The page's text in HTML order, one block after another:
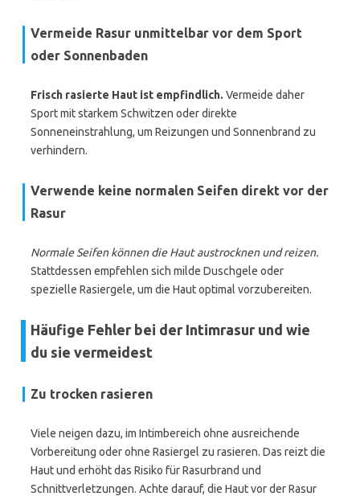
Vermeide Rasur unmittelbar vor dem Sport
oder Sonnenbaden
Frisch rasierte Haut ist empfindlich. Vermeide daher
Sport mit starkem Schwitzen oder direkte
Sonneneinstrahlung, um Reizungen und Sonnenbrand zu
verhindern.
Verwende keine normalen Seifen direkt vor der
Rasur
Normale Seifen können die Haut austrocknen und reizen.
Stattdessen empfehlen sich milde Duschgele oder
spezielle Rasiergele, um die Haut optimal vorzubereiten.
Häufige Fehler bei der Intimrasur und wie
du sie vermeidest
Zu trocken rasieren
Viele neigen dazu, im Intimbereich ohne ausreichende
Vorbereitung oder ohne Rasiergel zu rasieren. Das reizt die
Haut und erhöht das Risiko für Rasurbrand und
Schnittverletzungen. Achte darauf, die Haut vor der Rasur